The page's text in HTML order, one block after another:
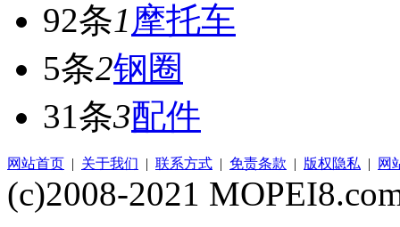
92条1摩托车
5条2钢圈
31条3配件
网站首页 | 关于我们 | 联系方式 | 免责条款 | 版权隐私 | 网
(c)2008-2021